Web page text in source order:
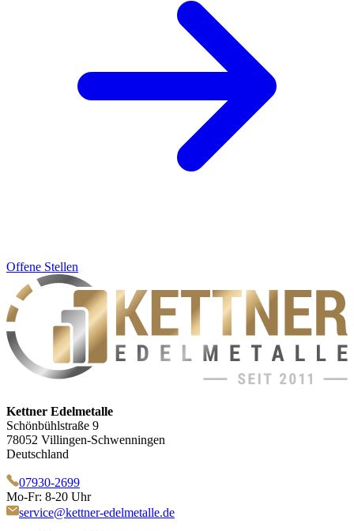
Offene Stellen
Kettner Edelmetalle
Schönbühlstraße 9
78052 Villingen-Schwenningen
Deutschland
07930-2699
Mo-Fr: 8-20 Uhr
service@kettner-edelmetalle.de